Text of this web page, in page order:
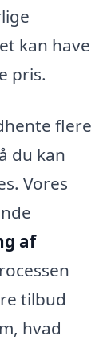
kan have
pris.
flere
du kan
Vores
af
tilbud
hvad